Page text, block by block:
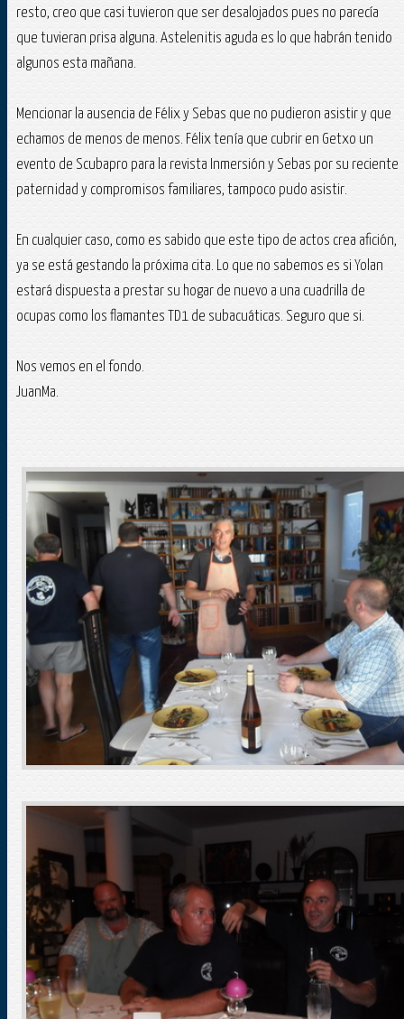
resto, creo que casi tuvieron que ser desalojados pues no parecía
que tuvieran prisa alguna. Astelenitis aguda es lo que habrán tenido
algunos esta mañana.
Mencionar la ausencia de Félix y Sebas que no pudieron asistir y que
echamos de menos de menos. Félix tenía que cubrir en Getxo un
evento de Scubapro para la revista Inmersión y Sebas por su reciente
paternidad y compromisos familiares, tampoco pudo asistir.
En cualquier caso, como es sabido que este tipo de actos crea afición,
ya se está gestando la próxima cita. Lo que no sabemos es si Yolan
estará dispuesta a prestar su hogar de nuevo a una cuadrilla de
ocupas como los flamantes TD1 de subacuáticas. Seguro que si.
Nos vemos en el fondo.
JuanMa.